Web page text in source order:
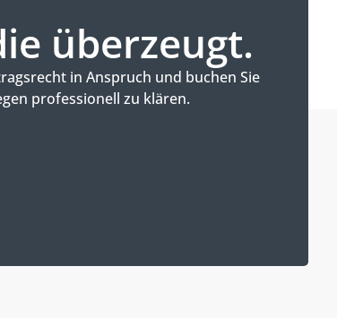
überzeugt.
in Anspruch und buchen Sie
professionell zu klären.